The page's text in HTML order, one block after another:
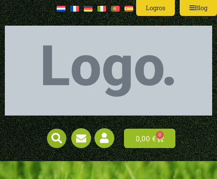
Logros Blog
0,00 € 0